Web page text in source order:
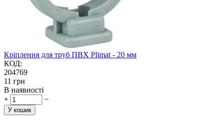
Кріплення для труб ПВХ Plimat - 20 мм
КОД:
204769
‍11‍ грн
В наявності
+
−
У кошик